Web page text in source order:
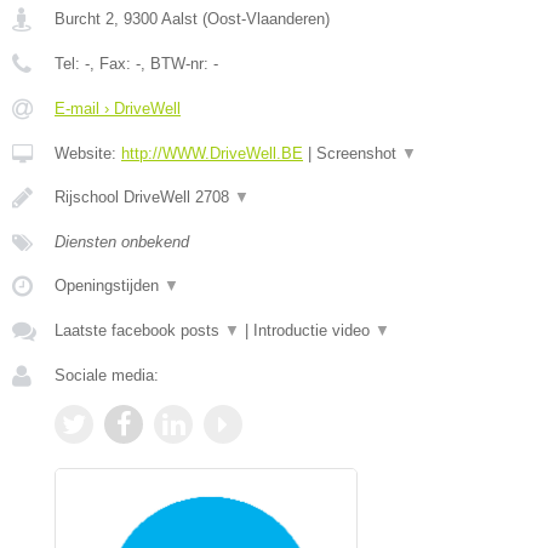
Burcht 2, 9300 Aalst (Oost-Vlaanderen)
Tel: -, Fax: -, BTW-nr: -
E-mail › DriveWell
Website: http://WWW.DriveWell.BE Screenshot ▼
Rijschool DriveWell 2708 ▼
Diensten onbekend
Openingstijden ▼
Laatste facebook posts ▼ Introductie video ▼
Sociale media: